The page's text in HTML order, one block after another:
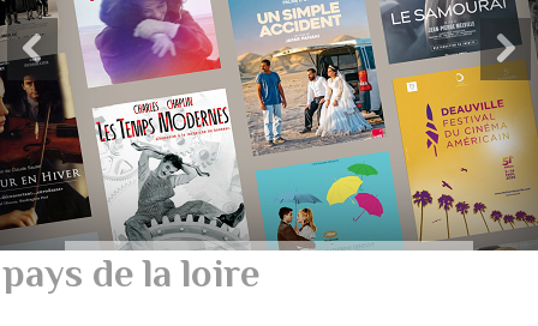
pays de la loire